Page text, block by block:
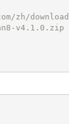
zh/
v4.1.0.zip